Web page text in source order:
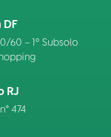
DF
60 – 1º Subsolo
RJ
474